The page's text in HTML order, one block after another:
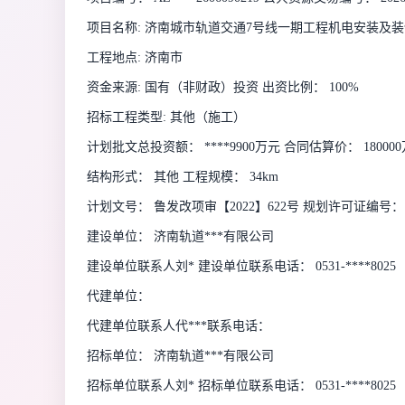
项目名称: 济南城市轨道交通7号线一期工程机电安装及
工程地点: 济南市
资金来源: 国有（非财政）投资 出资比例： 100%
招标工程类型: 其他（施工）
计划批文总投资额： ****9900万元 合同估算价： 180000
结构形式： 其他 工程规模： 34km
计划文号： 鲁发改项审【2022】622号 规划许可证编号：
建设单位： 济南轨道***有限公司
建设单位联系人刘* 建设单位联系电话： 0531-****8025
代建单位：
代建单位联系人代***联系电话：
招标单位： 济南轨道***有限公司
招标单位联系人刘* 招标单位联系电话： 0531-****8025